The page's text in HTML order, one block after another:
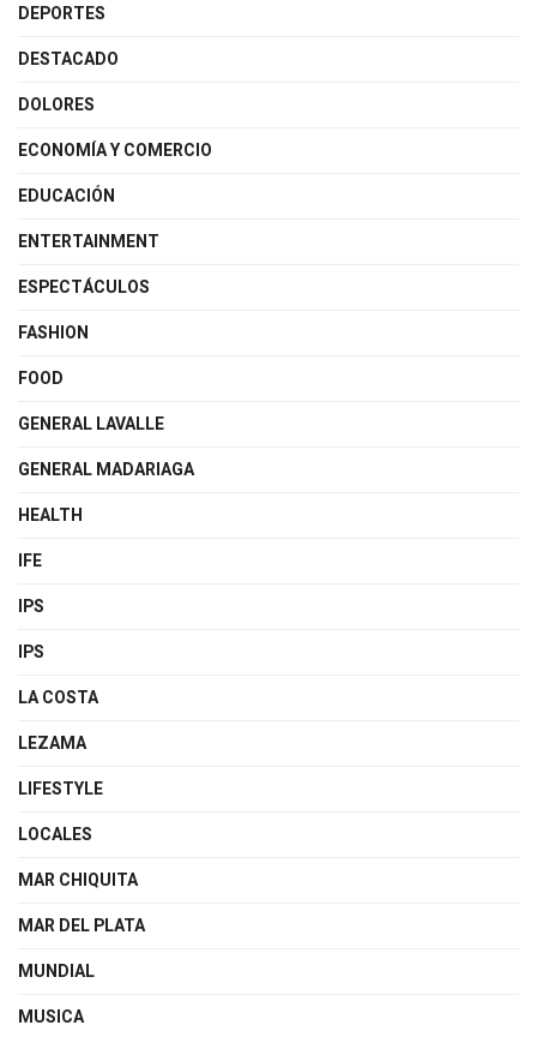
DEPORTES
DESTACADO
DOLORES
ECONOMÍA Y COMERCIO
EDUCACIÓN
ENTERTAINMENT
ESPECTÁCULOS
FASHION
FOOD
GENERAL LAVALLE
GENERAL MADARIAGA
HEALTH
IFE
IPS
IPS
LA COSTA
LEZAMA
LIFESTYLE
LOCALES
MAR CHIQUITA
MAR DEL PLATA
MUNDIAL
MUSICA